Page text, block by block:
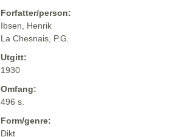
Forfatter/person:
Ibsen, Henrik
La Chesnais, P.G.
Utgitt:
1930
Omfang:
496 s.
Form/genre:
Dikt